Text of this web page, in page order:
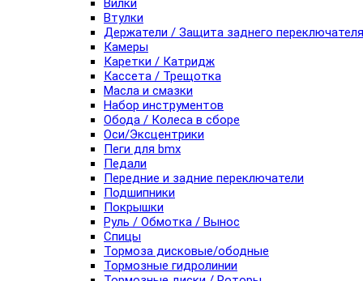
Вилки
Втулки
Держатели / Защита заднего переключателя
Камеры
Каретки / Катридж
Кассета / Трещотка
Масла и смазки
Набор инструментов
Обода / Колеса в сборе
Оси/Эксцентрики
Пеги для bmx
Педали
Передние и задние переключатели
Подшипники
Покрышки
Руль / Обмотка / Вынос
Спицы
Тормоза дисковые/ободные
Тормозные гидролинии